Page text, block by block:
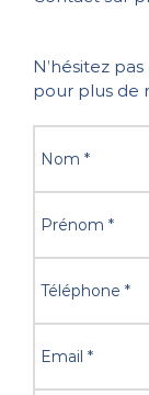
N’hésitez
pour plus de